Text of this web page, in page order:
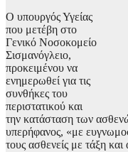
Ο υπουργός Υγείας
που μετέβη στο
Γενικό Νοσοκομείο
Σισμανόγλειο,
προκειμένου να
ενημερωθεί για τις
συνθήκες του
περιστατικού και
την κατάσταση των
υπερήφανος, «με
τους ασθενείς με τάξη